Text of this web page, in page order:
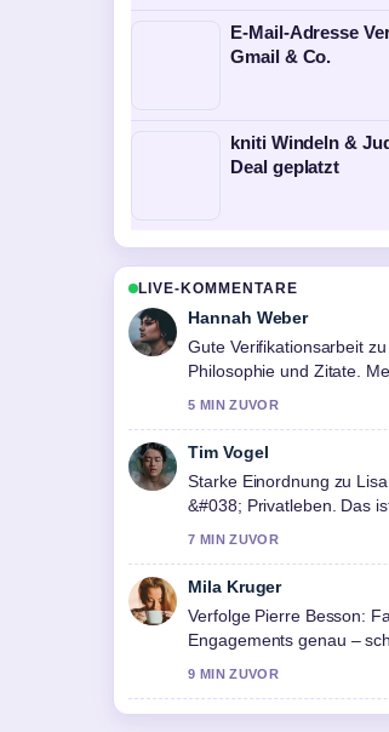
E-Mail-Adresse
Gmail & Co.
kniti Windeln &
Deal geplatzt
LIVE-KOMMENTARE
Hannah Weber
Gute Verifikationsarbeit
Philosophie und Zitate.
5 MIN ZUVOR
Tim Vogel
Starke Einordnung zu
&#038; Privatleben. Das
7 MIN ZUVOR
Mila Kruger
Verfolge Pierre Besson:
Engagements genau –
9 MIN ZUVOR